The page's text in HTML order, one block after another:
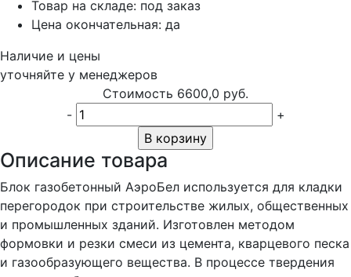
Товар на складе: под заказ
Цена окончательная: да
Наличие и цены
уточняйте у менеджеров
Стоимость 6600,0 руб.
-
+
В корзину
Описание товара
Блок газобетонный АэроБел используется для кладки
перегородок при строительстве жилых, общественных
и промышленных зданий. Изготовлен методом
формовки и резки смеси из цемента, кварцевого песка
и газообразующего вещества. В процессе твердения